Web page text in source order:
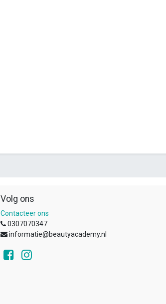
Volg ons
Contacteer ons
0307070347
informatie@beautyacademy.nl